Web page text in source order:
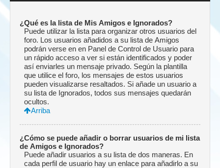
¿Qué es la lista de Mis Amigos e Ignorados?
Puede utilizar la lista para organizar otros usuarios del
foro. Los usuarios añadidos a su lista de Amigos
podrán verse en en Panel de Control de Usuario para
un rápido acceso a ver si están identificados y poder
así enviarles un mensaje privado. Según la plantilla
que utilice el foro, los mensajes de estos usuarios
pueden visualizarse resaltados. Si añade un usuario a
su lista de Ignorados, todos sus mensajes quedarán
ocultos.
Arriba
¿Cómo se puede añadir o borrar usuarios de mi lista
de Amigos e Ignorados?
Puede añadir usuarios a su lista de dos maneras. En
cada perfil de usuario hay un enlace para añadirlo a su